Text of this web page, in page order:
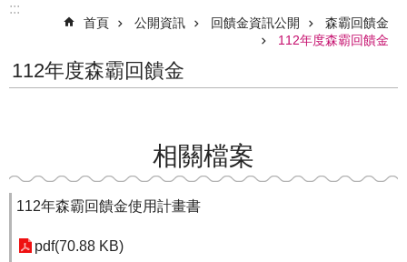
:::
首頁 公開資訊 回饋金資訊公開
森霸回饋金
112年度森霸回饋金
112年度森霸回饋金
相關檔案
112年森霸回饋金使用計畫書
pdf(70.88 KB)